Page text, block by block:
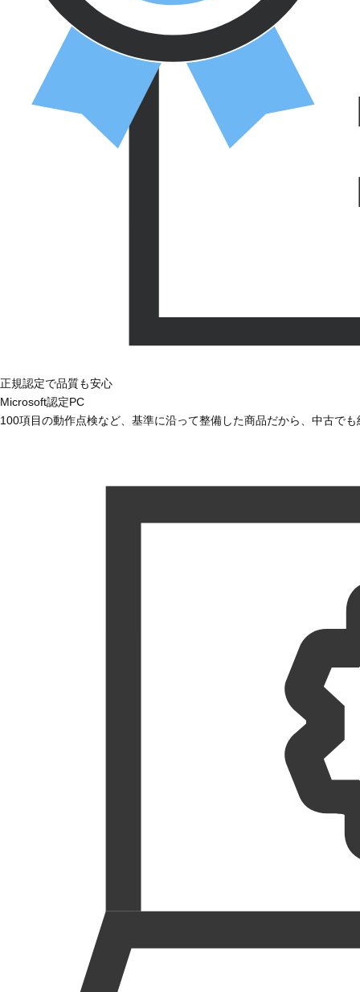
正規認定で品質も安心
Microsoft認定PC
100項目の動作点検など、基準に沿って整備した商品だから、中古で